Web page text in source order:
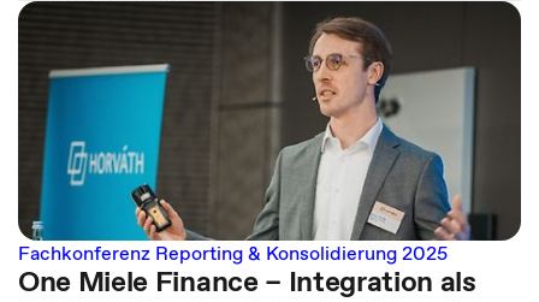
Fachkonferenz Reporting & Konsolidierung 2025
One Miele Finance – Integration als